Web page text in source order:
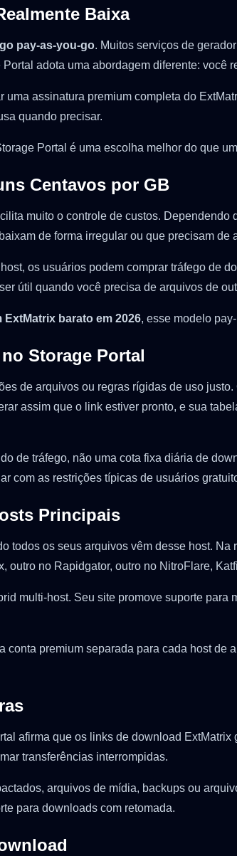
Baixa
pay-as-you-go. Muitos serviços de
adota uma abordagem diferente: você
assinatura premium completa do
quando precisar.
Portal é uma escolha melhor do que
Centavos por GB
muito o controle de custos.
de forma irregular ou que precisam
os usuários podem comprar tráfego de
útil quando você precisa de arquivos de
barato em 2026, esse modelo
Storage Portal
de arquivos ou regras rígidas de uso
assim que o link estiver pronto, e sua
de tráfego, não uma cota fixa diária de
com as restrições típicas de usuários
Principais
todos os seus arquivos vêm desse host.
outro no Rapidgator, outro no NitroFlare,
multi-host. Seu site promove suporte
conta premium separada para cada host
afirma que os links de download
transferências interrompidas.
arquivos de mídia, backups ou
para downloads com retomada.